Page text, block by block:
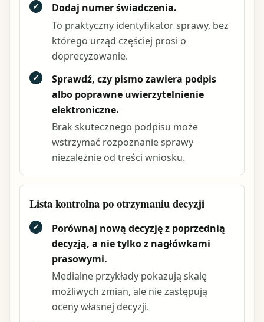
✓
Dodaj numer świadczenia.
To praktyczny identyfikator sprawy, bez
którego urząd częściej prosi o
doprecyzowanie.
✓
Sprawdź, czy pismo zawiera podpis
albo poprawne uwierzytelnienie
elektroniczne.
Brak skutecznego podpisu może
wstrzymać rozpoznanie sprawy
niezależnie od treści wniosku.
Lista kontrolna po otrzymaniu decyzji
✓
Porównaj nową decyzję z poprzednią
decyzją, a nie tylko z nagłówkami
prasowymi.
Medialne przykłady pokazują skalę
możliwych zmian, ale nie zastępują
oceny własnej decyzji.